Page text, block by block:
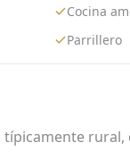
Cocina
Parrillero